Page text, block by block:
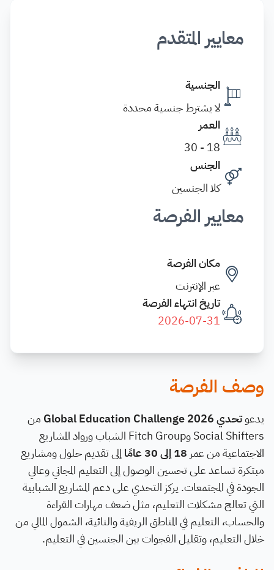
معايير المتقدم
الجنسية
لا يشترط جنسية محددة
العمر
18 - 30
الجنس
كلا الجنسين
معايير الفرصة
مكان الفرصة
عبر الإنترنت
تاريخ انتهاء الفرصة
2026-07-31
وصف الفرصة
يدعوتحدي Global Education Challenge 2026
من
Social Shifters وFitch Group الشباب ورواد المشاريع
الاجتماعية من عمر 18 إلى 30 عامًا
إلى تقديم حلول ومشاريع
مبتكرة تساعد على تحسين الوصول إلى التعليم المجاني وعالي
الجودة في المجتمعات. يركز التحدي على دعم المشاريع الشبابية
التي تعالج مشكلات التعليم، مثل ضعف مهارات القراءة
والحساب، التعليم في المناطق الريفية والنائية، الشمول المالي من
خلال التعليم، وتقليل الفجوات بين الجنسين في التعليم.